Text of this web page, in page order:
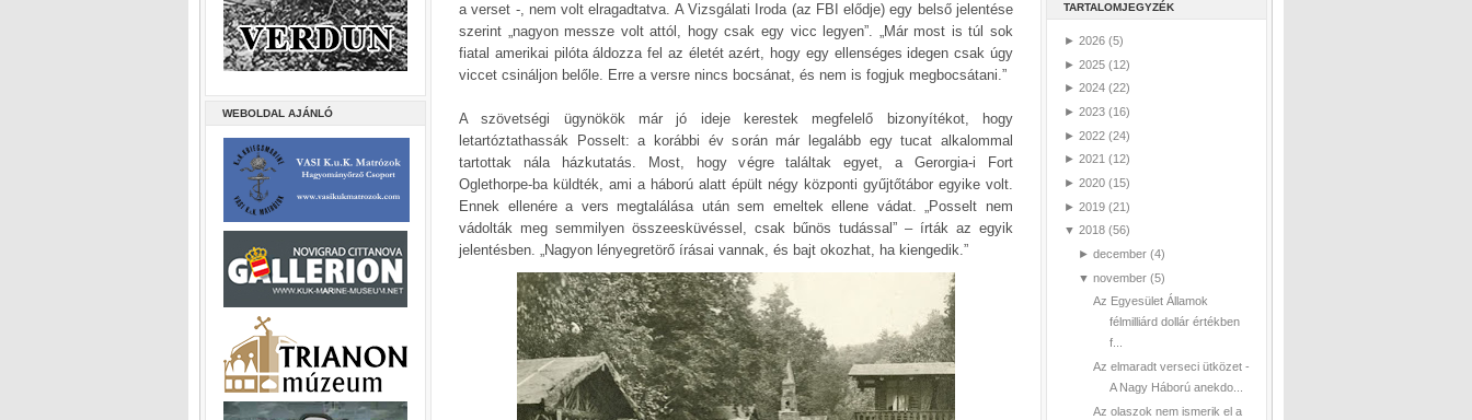
WEBOLDAL AJÁNLÓ
a verset -, nem volt elragadtatva. A Vizsgálati Iroda (az FBI elődje) egy belső jelentése
szerint „nagyon messze volt attól, hogy csak egy vicc legyen”. „Már most is túl sok
fiatal amerikai pilóta áldozza fel az életét azért, hogy egy ellenséges idegen csak úgy
viccet csináljon belőle. Erre a versre nincs bocsánat, és nem is fogjuk megbocsátani.”
A szövetségi ügynökök már jó ideje kerestek megfelelő bizonyítékot, hogy
letartóztathassák Posselt: a korábbi év során már legalább egy tucat alkalommal
tartottak nála házkutatás. Most, hogy végre találtak egyet, a Gerorgia-i Fort
Oglethorpe-ba küldték, ami a háború alatt épült négy központi gyűjtőtábor egyike volt.
Ennek ellenére a vers megtalálása után sem emeltek ellene vádat. „Posselt nem
vádolták meg semmilyen összeesküvéssel, csak bűnös tudással” – írták az egyik
jelentésben. „Nagyon lényegretörő írásai vannak, és bajt okozhat, ha kiengedik.”
TARTALOMJEGYZÉK
► 2026 (5)
► 2025 (12)
► 2024 (22)
► 2023 (16)
► 2022 (24)
► 2021 (12)
► 2020 (15)
► 2019 (21)
▼ 2018 (56)
► december (4)
▼ november (5)
Az Egyesület Államok
félmilliárd dollár értékben
f...
Az elmaradt verseci ütközet -
A Nagy Háború anekdo...
Az olaszok nem ismerik el a